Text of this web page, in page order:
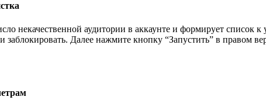
некачественной аудитории в аккаунте и формирует список
заблокировать. Далее нажмите кнопку “Запустить” в правом